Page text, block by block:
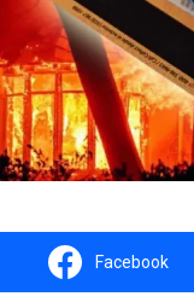
Facebook